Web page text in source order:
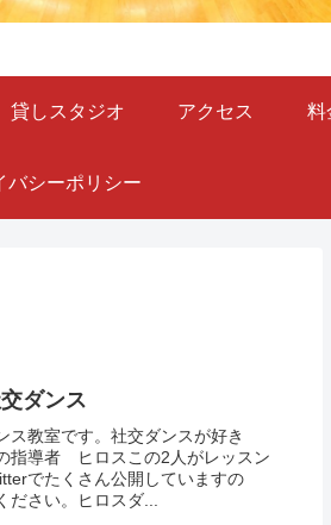
貸しスタジオ アクセス 料
バシーポリシー
ダンス
ス教室です。社交ダンスが好き
導者 ヒロスこの2人がレッスン
でたくさん公開していますの
さい。ヒロスダ...